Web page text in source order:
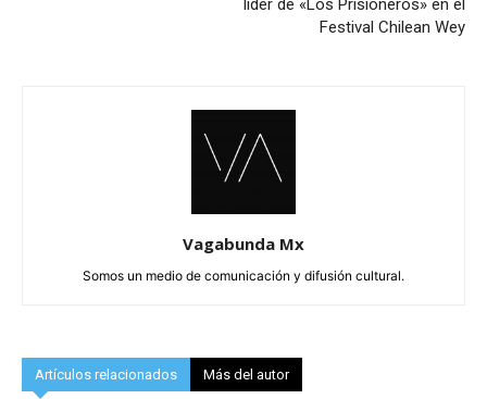
líder de «Los Prisioneros» en el
Festival Chilean Wey
Vagabunda Mx
Somos un medio de comunicación y difusión cultural.
Artículos relacionados Más del autor